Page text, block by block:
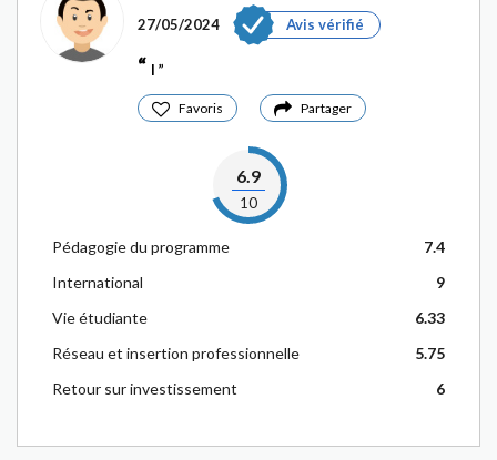
27/05/2024
Avis vérifié
l
Favoris Partager
6.9
10
Pédagogie du programme
7.4
International
9
Vie étudiante
6.33
Réseau et insertion professionnelle
5.75
Retour sur investissement
6